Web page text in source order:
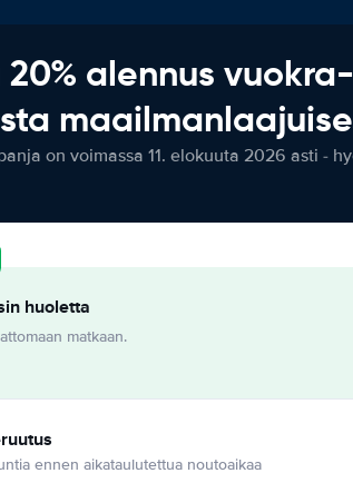
alennus vuokra-
on voimassa 11. elokuuta 2026 asti -
huoletta
matkaan.
ennen aikataulutettua noutoaikaa